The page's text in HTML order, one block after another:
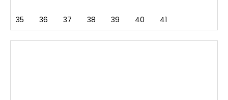
35 36 37 38 39 40 41